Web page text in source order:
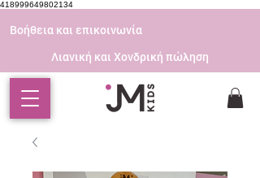
418999649802134
Βοήθεια και επικοινωνία
Λιανική και Χονδρική πώληση